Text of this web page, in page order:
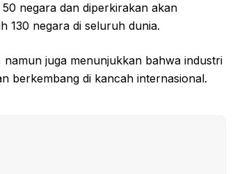
negara dan diperkirakan akan
130 negara di seluruh dunia.
juga menunjukkan bahwa industri
berkembang di kancah internasional.